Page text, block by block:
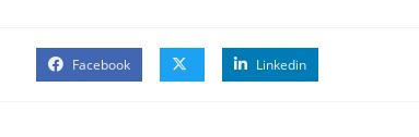
Facebook Linkedin